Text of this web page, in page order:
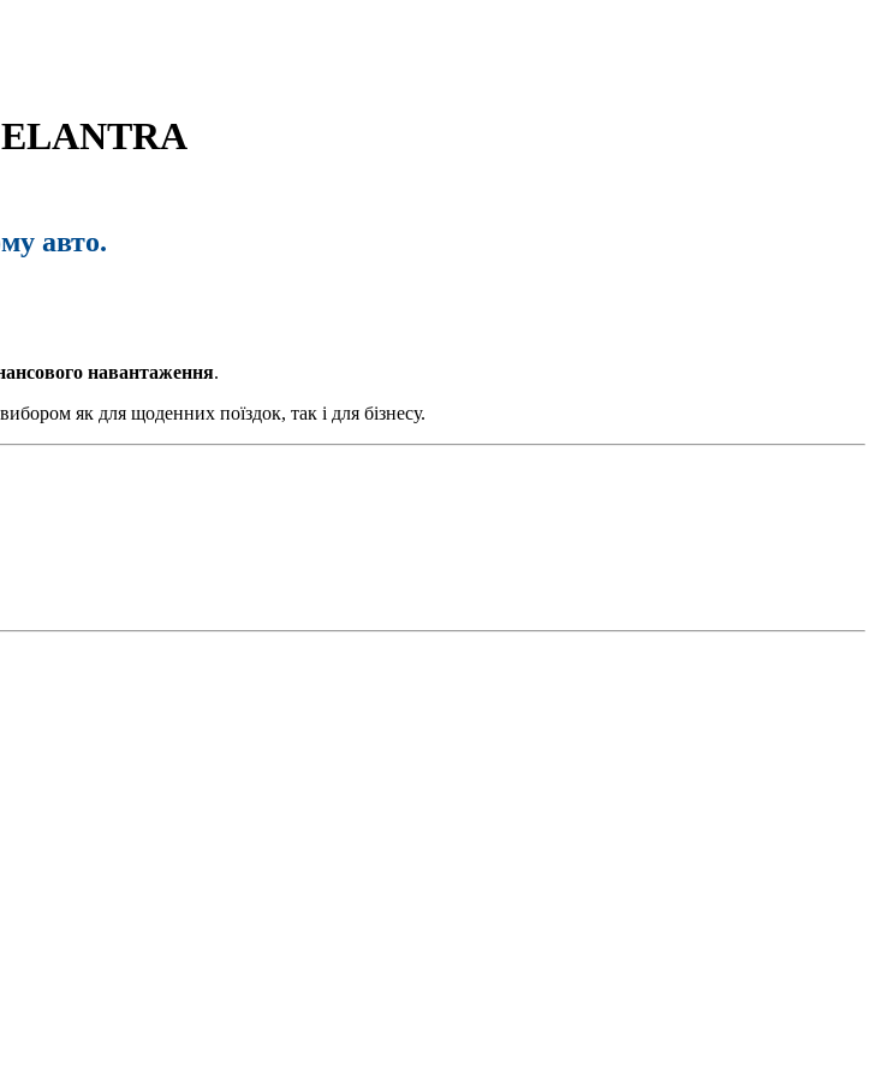
ELANTRA
авто.
навантаження.
як для щоденних поїздок, так і для бізнесу.